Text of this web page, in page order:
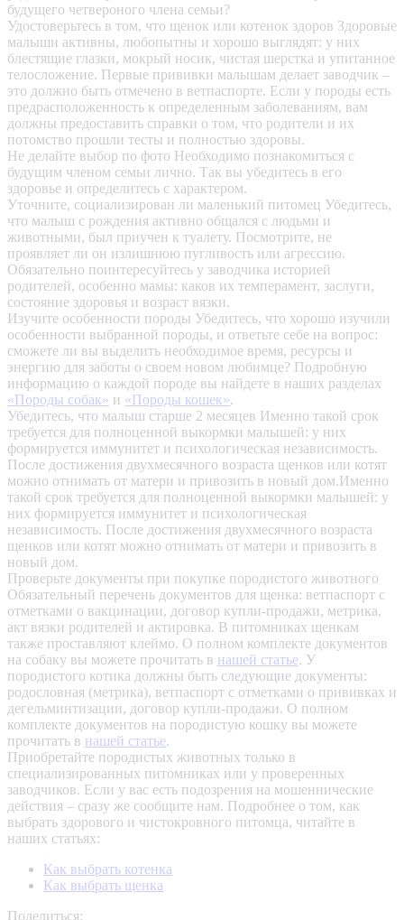
будущего четвероного члена семьи?
Удостоверьтесь в том, что щенок или котенок здоров Здоровые
малыши активны, любопытны и хорошо выглядят: у них
блестящие глазки, мокрый носик, чистая шерстка и упитанное
телосложение. Первые прививки малышам делает заводчик –
это должно быть отмечено в ветпаспорте. Если у породы есть
предрасположенность к определенным заболеваниям, вам
должны предоставить справки о том, что родители и их
потомство прошли тесты и полностью здоровы.
Не делайте выбор по фото Необходимо познакомиться с
будущим членом семьи лично. Так вы убедитесь в его
здоровье и определитесь с характером.
Уточните, социализирован ли маленький питомец Убедитесь,
что малыш с рождения активно общался с людьми и
животными, был приучен к туалету. Посмотрите, не
проявляет ли он излишнюю пугливость или агрессию.
Обязательно поинтересуйтесь у заводчика историей
родителей, особенно мамы: каков их темперамент, заслуги,
состояние здоровья и возраст вязки.
Изучите особенности породы Убедитесь, что хорошо изучили
особенности выбранной породы, и ответьте себе на вопрос:
сможете ли вы выделить необходимое время, ресурсы и
энергию для заботы о своем новом любимце? Подробную
информацию о каждой породе вы найдете в наших разделах
«Породы собак» и «Породы кошек».
Убедитесь, что малыш старше 2 месяцев Именно такой срок
требуется для полноценной выкормки малышей: у них
формируется иммунитет и психологическая независимость.
После достижения двухмесячного возраста щенков или котят
можно отнимать от матери и привозить в новый дом.Именно
такой срок требуется для полноценной выкормки малышей: у
них формируется иммунитет и психологическая
независимость. После достижения двухмесячного возраста
щенков или котят можно отнимать от матери и привозить в
новый дом.
Проверьте документы при покупке породистого животного
Обязательный перечень документов для щенка: ветпаспорт с
отметками о вакцинации, договор купли-продажи, метрика,
акт вязки родителей и актировка. В питомниках щенкам
также проставляют клеймо. О полном комплекте документов
на собаку вы можете прочитать в нашей статье. У
породистого котика должны быть следующие документы:
родословная (метрика), ветпаспорт с отметками о прививках и
дегельминтизации, договор купли-продажи. О полном
комплекте документов на породистую кошку вы можете
прочитать в нашей статье.
Приобретайте породистых животных только в
специализированных питомниках или у проверенных
заводчиков. Если у вас есть подозрения на мошеннические
действия – сразу же сообщите нам. Подробнее о том, как
выбрать здорового и чистокровного питомца, читайте в
наших статьях:
Как выбрать котенка
Как выбрать щенка
Поделиться: